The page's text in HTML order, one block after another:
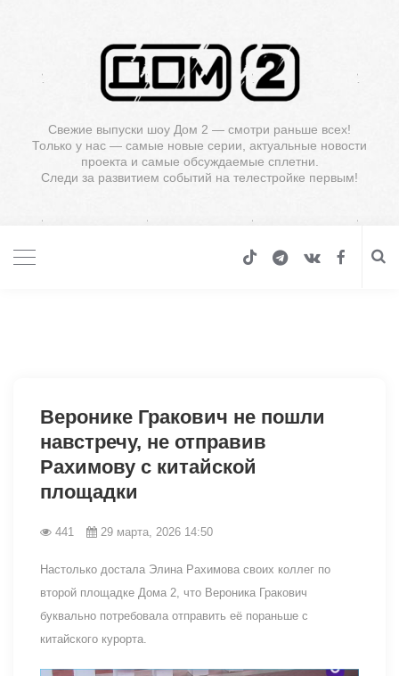
Свежие выпуски шоу Дом 2 — смотри раньше всех!
Только у нас — самые новые серии, актуальные новости
проекта и самые обсуждаемые сплетни.
Следи за развитием событий на телестройке первым!
Веронике Гракович не пошли
навстречу, не отправив
Рахимову с китайской
площадки
441 29 марта, 2026 14:50
Настолько достала Элина Рахимова своих коллег по
второй площадке Дома 2, что Вероника Гракович
буквально потребовала отправить её пораньше с
китайского курорта.